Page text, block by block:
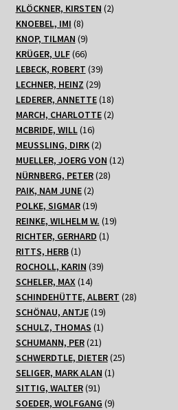
KLÖCKNER, KIRSTEN 22
KNOEBEL, IMI 88
Produkte
KNOP, TILMAN 99
Produkte
KRÜGER, ULF 6666
Produkte
LEBECK, ROBERT 3939
Produkte
LECHNER, HEINZ 2929
Produkte
LEDERER, ANNETTE 1818
Produkte
MARCH, CHARLOTTE 22
MCBRIDE, WILL 1616
Produkte
MEUSSLING, DIRK 22
Produkte
MUELLER, JOERG VON 1212
NÜRNBERG, PETER 2828
PAIK, NAM JUNE 22
Produkte
POLKE, SIGMAR 1919
Produkte
REINKE, WILHELM W. 1919
RICHTER, GERHARD 11
RITTS, HERB 11
Produkt
ROCHOLL, KARIN 3939
SCHELER, MAX 1414
Produkte
SCHINDEHÜTTE, ALBERT 2828
SCHÖNAU, ANTJE 1919
Produkte
SCHULZ, THOMAS 11
Produkt
SCHUMANN, PER 2121
Produkte
SCHWERDTLE, DIETER 2525
SELIGER, MARK ALAN 11
SITTIG, WALTER 9191
Produkte
SOEDER, WOLFGANG 99